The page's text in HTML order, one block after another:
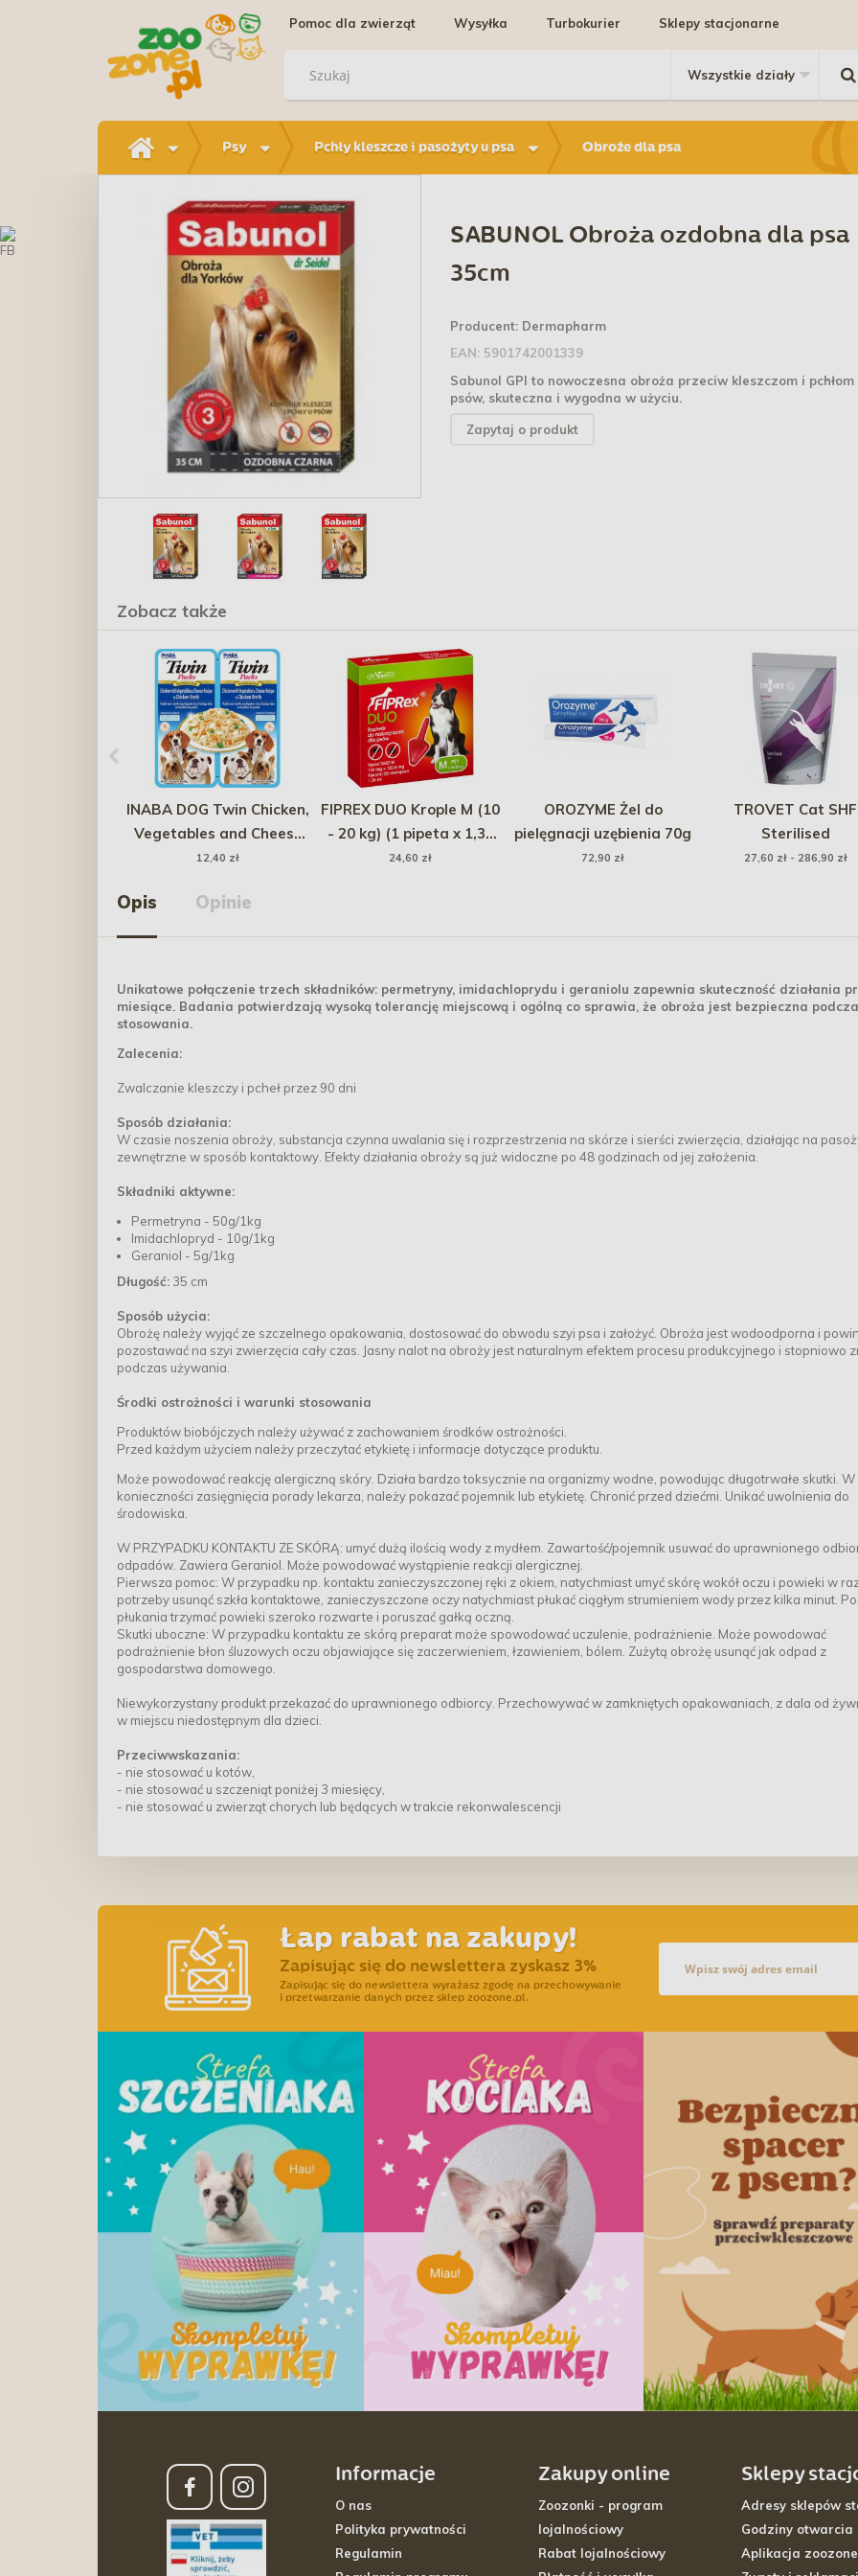
Pomoc dla zwierząt Wysyłka Turbokurier Sklepy stacjonarne
Psy Pchły kleszcze i pasożyty u psa Obroże dla psa
SABUNOL Obroża ozdobna dla psa
35cm
Producent: Dermapharm
EAN: 5901742001339
Sabunol GPI to nowoczesna obroża przeciw kleszczom i
psów, skuteczna i wygodna w użyciu.
Zapytaj o produkt
Zobacz także
INABA DOG Twin Chicken,
Vegetables and Cheese
2x 40g
12,40 zł
FIPREX DUO Krople M (10
- 20 kg) (1 pipeta x 1,34
ml)
24,60 zł
OROZYME Żel do
pielęgnacji uzębienia 70g
72,90 zł
TROVET Cat SHF
Sterilised
27,60 zł - 286,90 zł
Opis Opinie
Unikatowe połączenie trzech składników: permetryny, imidachloprydu i geraniolu zapewnia skuteczność działania
miesiące. Badania potwierdzają wysoką tolerancję miejscową i ogólną co sprawia, że obroża jest bezpieczna
stosowania.
Zalecenia:
Zwalczanie kleszczy i pcheł przez 90 dni
Sposób działania:
W czasie noszenia obroży, substancja czynna uwalania się i rozprzestrzenia na skórze i sierści zwierzęcia, działając na
zewnętrzne w sposób kontaktowy. Efekty działania obroży są już widoczne po 48 godzinach od jej założenia.
Składniki aktywne:
Permetryna - 50g/1kg
Imidachlopryd - 10g/1kg
Geraniol - 5g/1kg
Długość: 35 cm
Sposób użycia:
Obrożę należy wyjąć ze szczelnego opakowania, dostosować do obwodu szyi psa i założyć. Obroża jest wodoodporna i
pozostawać na szyi zwierzęcia cały czas. Jasny nalot na obroży jest naturalnym efektem procesu produkcyjnego i stopniowo
podczas używania.
Środki ostrożności i warunki stosowania
Produktów biobójczych należy używać z zachowaniem środków ostrożności.
Przed każdym użyciem należy przeczytać etykietę i informacje dotyczące produktu.
Może powodować reakcję alergiczną skóry. Działa bardzo toksycznie na organizmy wodne, powodując długotrwałe skutki. W
konieczności zasięgnięcia porady lekarza, należy pokazać pojemnik lub etykietę. Chronić przed dziećmi. Unikać uwolnienia do
środowiska.
W PRZYPADKU KONTAKTU ZE SKÓRĄ: umyć dużą ilością wody z mydłem. Zawartość/pojemnik usuwać do uprawnionego
odpadów. Zawiera Geraniol. Może powodować wystąpienie reakcji alergicznej.
Pierwsza pomoc: W przypadku np. kontaktu zanieczyszczonej ręki z okiem, natychmiast umyć skórę wokół oczu i powieki w
potrzeby usunąć szkła kontaktowe, zanieczyszczone oczy natychmiast płukać ciągłym strumieniem wody przez kilka minut.
płukania trzymać powieki szeroko rozwarte i poruszać gałką oczną.
Skutki uboczne: W przypadku kontaktu ze skórą preparat może spowodować uczulenie, podrażnienie. Może powodować
podrażnienie błon śluzowych oczu objawiające się zaczerwieniem, łzawieniem, bólem. Zużytą obrożę usunąć jak odpad z
gospodarstwa domowego.
Niewykorzystany produkt przekazać do uprawnionego odbiorcy. Przechowywać w zamkniętych opakowaniach, z dala od
w miejscu niedostępnym dla dzieci.
Przeciwwskazania:
- nie stosować u kotów,
- nie stosować u szczeniąt poniżej 3 miesięcy,
- nie stosować u zwierząt chorych lub będących w trakcie rekonwalescencji
Łap rabat na zakupy!
Zapisując się do newslettera zyskasz 3%
Zapisując się do newslettera wyrażasz zgodę na przechowywanie
i przetwarzanie danych przez sklep zoozone.pl.
Informacje
O nas
Polityka prywatności
Regulamin
Zakupy online
Zoozonki - program
lojalnościowy
Rabat lojalnościowy
Sklepy
Adresy sklepów
Godziny otwarcia
Aplikacja